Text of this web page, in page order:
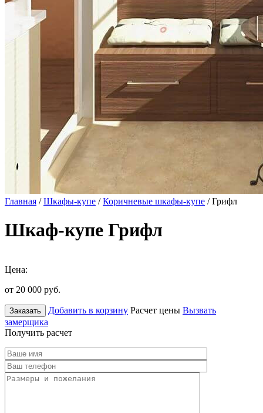
Главная /Шкафы-купе /Коричневые шкафы-купе / Грифл
Шкаф-купе Грифл
Цена:
от 20 000 руб.
Заказать Добавить в корзину Расчет цены Вызвать
замерщика
Получить расчет